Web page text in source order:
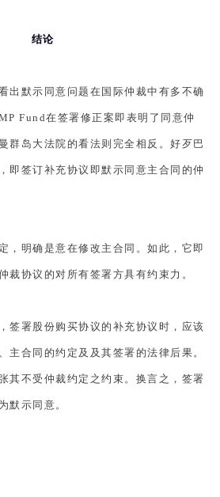
结论
出默示同意问题在国际仲裁中有多不确
Fund在签署修正案即表明了同意仲
群岛大法院的看法则完全相反。好歹巴
即签订补充协议即默示同意主合同的仲
，明确是意在修改主合同。如此，它即
裁协议的对所有签署方具有约束力。
签署股份购买协议的补充协议时，应该
主合同的约定及及其签署的法律后果。
其不受仲裁约定之约束。换言之，签署
默示同意。